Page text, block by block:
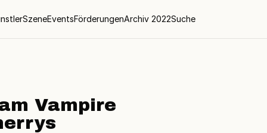
SzeneEventsFörderungenArchiv 2022Suche
Vampire